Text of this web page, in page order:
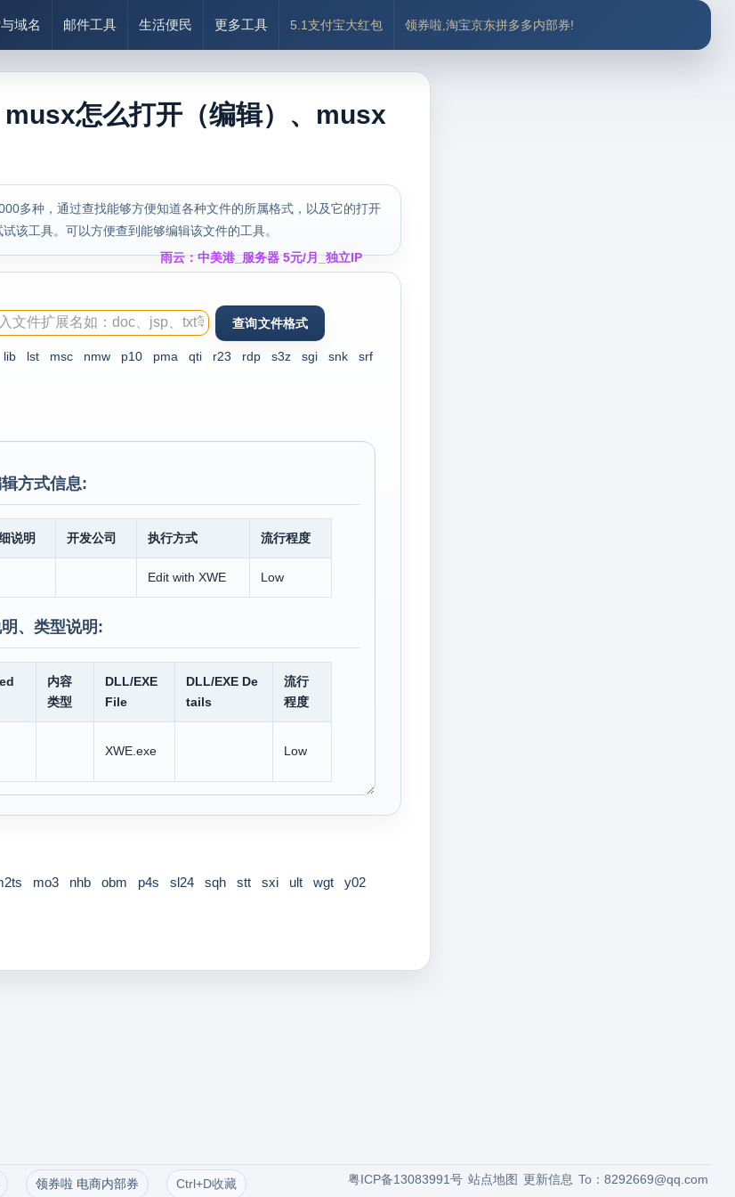
域名 邮件工具 生活便民 更多工具 5.1支付宝大红包 领券啦,淘宝京东拼多多内部券!
怎么打开（编辑）、musx
多种，通过查找能够方便知道各种文件的所属格式，以及它的打开
该工具。可以方便查到能够编辑该文件的工具。
雨云：中美港_服务器 5元/月_独立IP
lib lst msc nmw p10 pma qti r23 rdp s3z sgi snk
srf
方式信息:
说明 开发公司 执行方式 流行程度
Edit with XWE Low
、类型说明:
内容
类型
DLL/EXE
File
DLL/EXE De
tails
流行
程度
XWE.exe Low
mo3 nhb obm p4s sl24 sqh stt sxi ult wgt
y02
领券啦 电商内部券 Ctrl+D收藏 To：8292669@qq.com
更新信息
站点地图
粤ICP备13083991号